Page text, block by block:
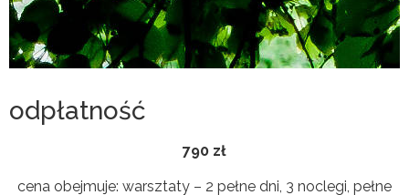
odpłatność
790 zł
cena obejmuje: warsztaty – 2 pełne dni, 3 noclegi, pełne